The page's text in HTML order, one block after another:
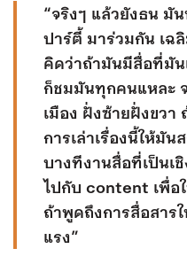
“จริงๆ แล้วยังธน มั
ปาร์ตี้ มาร่วมกัน เฉ
คิดว่าถ้ามันมีสื่อที่มัน
ก็ชมมันทุกคนแหละ
เมือง ฝั่งซ้ายฝั่งขวา
การเล่าเรื่องนี้ให้มั
บางทีงานสื่อที่เป็นเ
ไปกับ content เพื่อ
ถ้าพูดถึงการสื่อสาร
แรง”